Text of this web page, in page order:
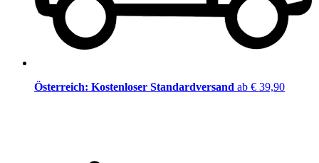
Österreich: Kostenloser Standardversand ab € 39,90